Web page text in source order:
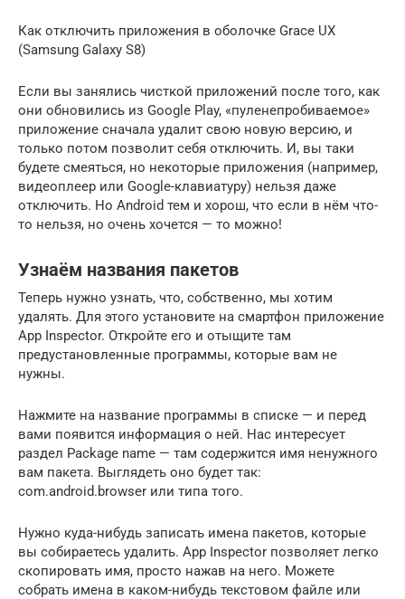
Как отключить приложения в оболочке Grace UX
(Samsung Galaxy S8)
Если вы занялись чисткой приложений после того, как
они обновились из Google Play, «пуленепробиваемое»
приложение сначала удалит свою новую версию, и
только потом позволит себя отключить. И, вы таки
будете смеяться, но некоторые приложения (например,
видеоплеер или Google-клавиатуру) нельзя даже
отключить. Но Android тем и хорош, что если в нём что-
то нельзя, но очень хочется — то можно!
Узнаём названия пакетов
Теперь нужно узнать, что, собственно, мы хотим
удалять. Для этого установите на смартфон приложение
App Inspector. Откройте его и отыщите там
предустановленные программы, которые вам не
нужны.
Нажмите на название программы в списке — и перед
вами появится информация о ней. Нас интересует
раздел Package name — там содержится имя ненужного
вам пакета. Выглядеть оно будет так:
com.android.browser или типа того.
Нужно куда-нибудь записать имена пакетов, которые
вы собираетесь удалить. App Inspector позволяет легко
скопировать имя, просто нажав на него. Можете
собрать имена в каком-нибудь текстовом файле или